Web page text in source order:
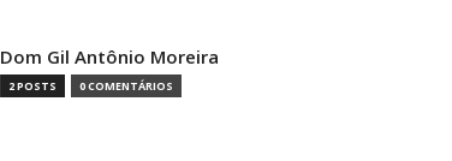
Dom Gil Antônio Moreira
2 POSTS 0 COMENTÁRIOS